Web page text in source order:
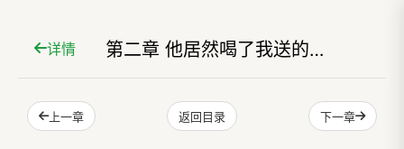
详情 第二章 他居然喝了我送的奶茶
上一章 返回目录 下一章